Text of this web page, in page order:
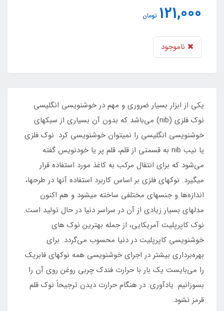
121,000 تومان
ناموجود
یکی از ابزار بسیار ضروری و مهم در خوشنویسی انگلیسی
نوک فلزی (nib) می‌باشد که بدون آن بسیاری از سبکهای
خوشنویسی انگلیسی را نمیتوان خوشنویسی کرد. نوک فلزی
یا نیب nib به قسمتی از قلم، قلم پر یا خودنویس گفته
می‌شود که برای انتقال مرکب به کاغذ مورد استفاده قرار
میگیرد. نوکهای فلزی بر اساس کاربرد استفاده آنها در طرحها،
اندازه‌ها و جنسهای مختلفی ساخته میشود و هم اکنون
مدلهای بسیار زیادی از آن در سراسر دنیا در حال تولید است.
نوک کاپرپلیت آمریکایی، از جمله بهترین نوک های
خوشنویسی کاپرپلیت در دنیا محسوب می‌گردد. برای
بهره‌برداری بیشتر در اجرای خوشنویسی همه نوکهای فابریک
را می‌بایست یک بار با حرارت فندک چربی روغن روی آن را
بسوزانیم. یادآوری: در هنگام حرارت دیدن ترجیحاً نوک قلم
قرمز نشود.